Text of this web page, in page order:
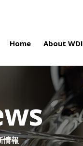
Home About WDI
情報